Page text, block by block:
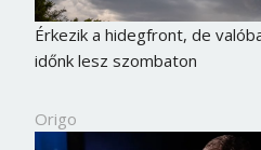
Érkezik a hidegfront, de
időnk lesz szombaton
Origo